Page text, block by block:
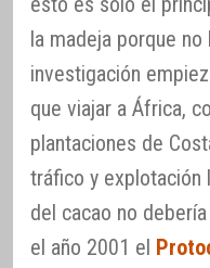
la madeja porque
investigación
que viajar a África,
plantaciones de
tráfico y explotación
del cacao no
el año 2001 el